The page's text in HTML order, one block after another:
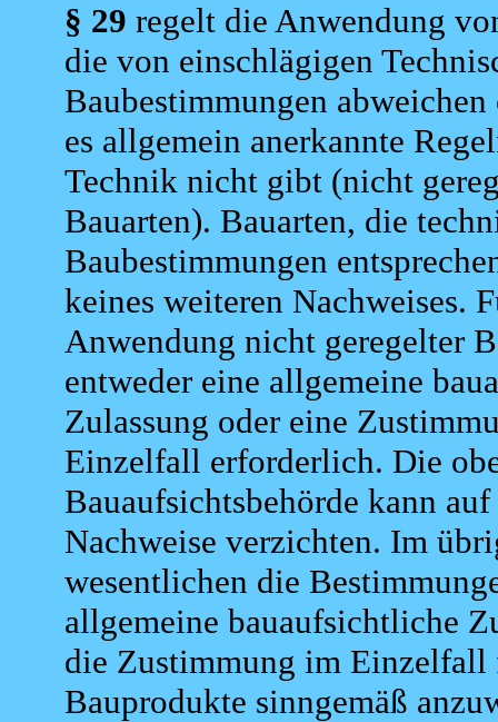
§ 29 regelt die Anwendung
die von einschlägigen
Baubestimmungen
es allgemein anerkannte
Technik nicht gibt (nicht
Bauarten). Bauarten, die
Baubestimmungen
keines weiteren Nachweises.
Anwendung nicht geregelter
entweder eine allgemeine
Zulassung oder eine
Einzelfall erforderlich. Die
Bauaufsichtsbehörde kann auf
Nachweise verzichten. Im
wesentlichen die
allgemeine bauaufsichtliche
die Zustimmung im Einzelfall
Bauprodukte sinngemäß